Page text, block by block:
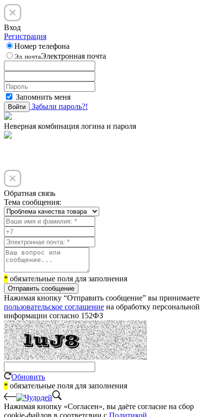
Вход
Регистрация
Номер телефона
Эл. почтаЭлектронная почта
Запомнить меня
Войти Забыли пароль?!
Неверная комбинация логина и пароля
Обратная связь
Тема сообщения:
* обязательные поля для заполнения
Отправить сообщение
Нажимая кнопку “Отправить сообщение” вы принимаете
пользовательское соглашение на обработку персональной
информации согласно 152ФЗ
Обновить
* обязательные поля для заполнения
Нажимая кнопку «Согласен», вы даёте cогласие на сбор
cookie-файлов в соответсвии с Политикой